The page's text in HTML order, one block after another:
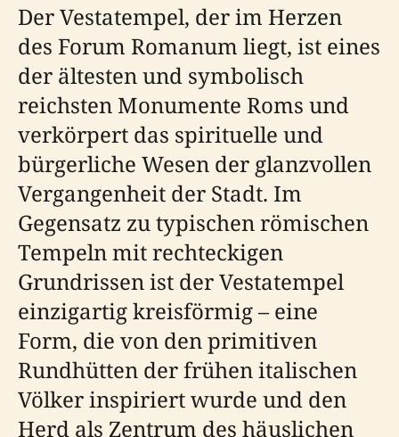
Der Vestatempel, der im Herzen
des Forum Romanum liegt, ist eines
der ältesten und symbolisch
reichsten Monumente Roms und
verkörpert das spirituelle und
bürgerliche Wesen der glanzvollen
Vergangenheit der Stadt. Im
Gegensatz zu typischen römischen
Tempeln mit rechteckigen
Grundrissen ist der Vestatempel
einzigartig kreisförmig – eine
Form, die von den primitiven
Rundhütten der frühen italischen
Völker inspiriert wurde und den
Herd als Zentrum des häuslichen